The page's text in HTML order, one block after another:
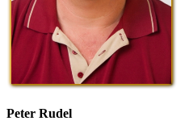
Peter Rudel